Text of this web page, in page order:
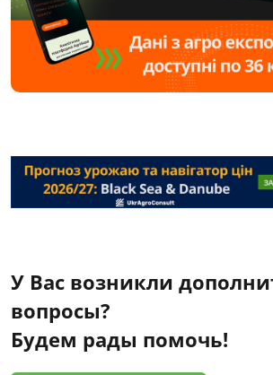
У Вас возникли
вопросы?
Будем рады помочь!